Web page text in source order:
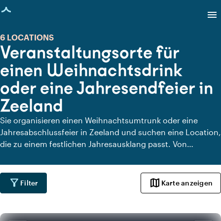
geladen
menu
Veranstaltungsorte für
einen Weihnachtsdrink
oder eine Jahresendfeier in
Zeeland
6 LOCATIONS
Sie organisieren einen Weihnachtsumtrunk oder eine
Jahresabschlussfeier in Zeeland und suchen eine Location,
die zu einem festlichen Jahresausklang passt. Von
Außenlocations bis hin zu stilvollen Landhäusern und
modernen Eventlocations: Hier finden Sie Orte, an denen
Kolleginnen und Kollegen, Geschäftspartner oder Freunde
das vergangene Jahr zurückblicken, Erfolge feiern und
filter_alt Filter map Karte anzeigen